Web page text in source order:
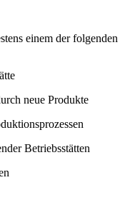
einem der folgenden
neue Produkte
Betriebsstätten